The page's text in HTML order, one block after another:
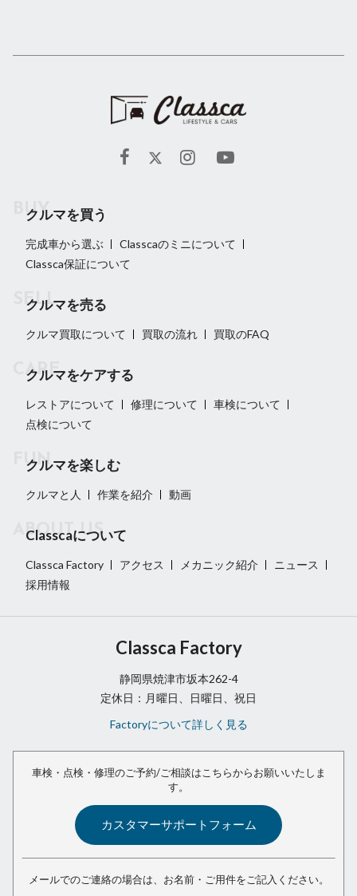
クルマを買う
完成車から選ぶ
Classcaのミニについて
Classca保証について
クルマを売る
クルマ買取について 買取の流れ 買取のFAQ
クルマをケアする
レストアについて 修理について
車検について
点検について
クルマを楽しむ
クルマと人 作業を紹介 動画
Classcaについて
Classca Factory アクセス メカニック紹介
ニュース
採用情報
Classca Factory
静岡県焼津市坂本262-4
定休日：月曜日、日曜日、祝日
Factoryについて詳しく見る
車検・点検・修理のご予約/ご相談は こちらからお願いいたしま
す。
カスタマーサポートフォーム
メールでのご連絡の場合は、 お名前・ご用件をご記入ください。